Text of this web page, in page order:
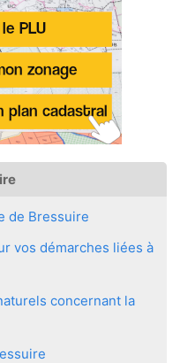
de Bressuire
vos démarches liées à
concernant la